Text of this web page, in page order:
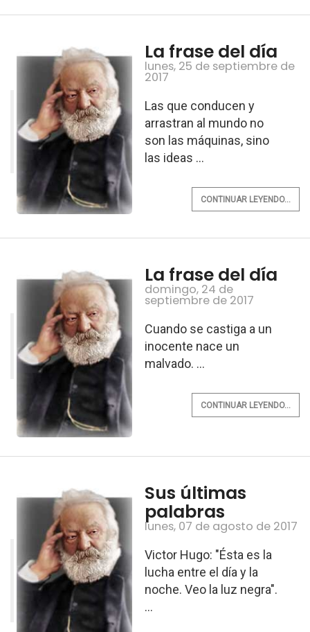
La frase del día
lunes, 25 de septiembre de
2017
Las que conducen y
arrastran al mundo no
son las máquinas, sino
las ideas ...
CONTINUAR LEYENDO...
La frase del día
domingo, 24 de
septiembre de 2017
Cuando se castiga a un
inocente nace un
malvado. ...
CONTINUAR LEYENDO...
Sus últimas
palabras
lunes, 07 de agosto de 2017
Victor Hugo: "Ésta es la
lucha entre el día y la
noche. Veo la luz negra".
...